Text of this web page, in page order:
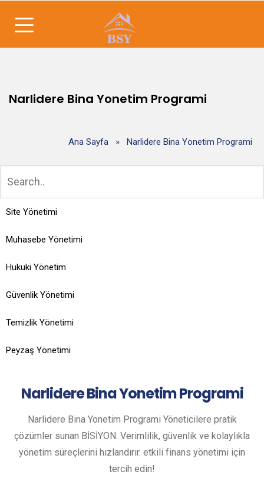
Narlidere Bina Yonetim Programi
Ana Sayfa » Narlidere Bina Yonetim Programi
Site Yönetimi
Muhasebe Yönetimi
Hukuki Yönetim
Güvenlik Yönetimi
Temizlik Yönetimi
Peyzaş Yönetimi
NarlidereBina Yonetim Programi
Narlidere Bina Yonetim Programi Yöneticilere pratik
çözümler sunan BİSİYON. Verimlilik, güvenlik ve kolaylıkla
yönetim süreçlerini hızlandırır. etkili finans yönetimi için
tercih edin!